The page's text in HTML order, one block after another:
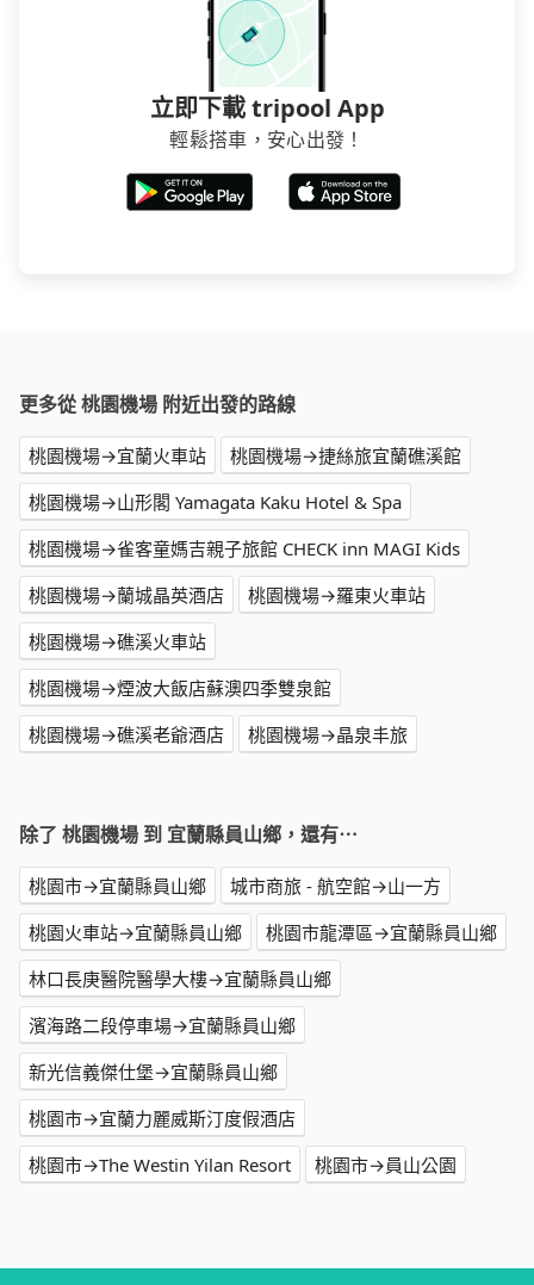
立即下載 tripool App
輕鬆搭車，安心出發！
更多從 桃園機場 附近出發的路線
桃園機場→宜蘭火車站
桃園機場→捷絲旅宜蘭礁溪館
桃園機場→山形閣 Yamagata Kaku Hotel & Spa
桃園機場→雀客童媽吉親子旅館 CHECK inn MAGI Kids
桃園機場→蘭城晶英酒店
桃園機場→羅東火車站
桃園機場→礁溪火車站
桃園機場→煙波大飯店蘇澳四季雙泉館
桃園機場→礁溪老爺酒店
桃園機場→晶泉丰旅
除了 桃園機場 到 宜蘭縣員山鄉，還有⋯
桃園市→宜蘭縣員山鄉
城市商旅 - 航空館→山一方
桃園火車站→宜蘭縣員山鄉
桃園市龍潭區→宜蘭縣員山鄉
林口長庚醫院醫學大樓→宜蘭縣員山鄉
濱海路二段停車場→宜蘭縣員山鄉
新光信義傑仕堡→宜蘭縣員山鄉
桃園市→宜蘭力麗威斯汀度假酒店
桃園市→The Westin Yilan Resort
桃園市→員山公園